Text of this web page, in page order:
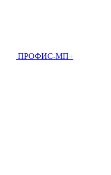
ПРОФИС-МП+